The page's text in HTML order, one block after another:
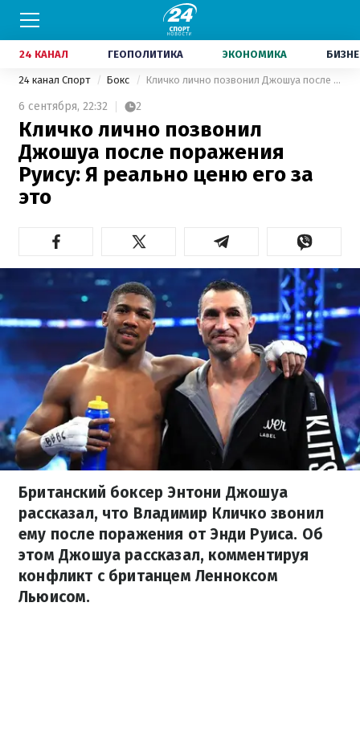
24 КАНАЛ ГЕОПОЛИТИКА ЭКОНОМИКА
24 канал Спорт Бокс Кличко лично позвонил Джошуа после поражения Руису: Я реально ценю его за это
6 сентября, 22:32 2
Кличко лично позвонил
Джошуа после поражения
Руису: Я реально ценю его за
это
Британский боксер Энтони Джошуа
рассказал, что Владимир Кличко звонил
ему после поражения от Энди Руиса. Об
этом Джошуа рассказал, комментируя
конфликт с британцем Ленноксом
Льюисом.